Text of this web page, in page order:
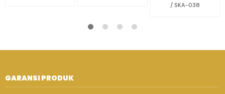
/ SKA-038
GARANSI PRODUK